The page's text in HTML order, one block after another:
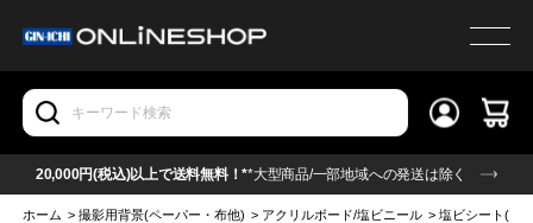
20,000円(税込)以上で送料無料！**大型商品/一部地域への発送は除く
ホーム >撮影用背景(ペーパー・布他) > アクリルボード/塩ビニール >塩ビシート(ビ